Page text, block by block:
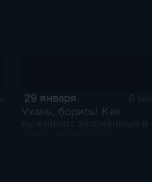
29 января
Ухань, борись! Как